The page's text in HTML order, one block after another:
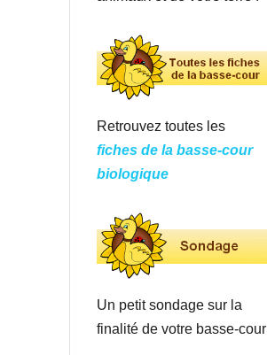
Retrouvez toutes les
fiches de la basse-cour
biologique
Un petit sondage sur la
finalité de votre basse-cour